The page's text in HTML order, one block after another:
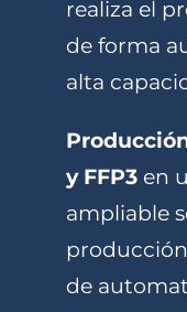
realiza el
de forma
alta
y FFP3 en
ampliable
de